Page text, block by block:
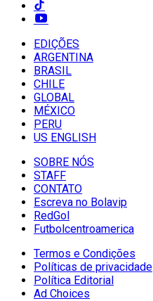
EDIÇÕES
ARGENTINA
BRASIL
CHILE
GLOBAL
MÉXICO
PERU
US ENGLISH
SOBRE NÓS
STAFF
CONTATO
Escreva no Bolavip
RedGol
Futbolcentroamerica
Termos e Condições
Políticas de privacidade
Política Editorial
Ad Choices